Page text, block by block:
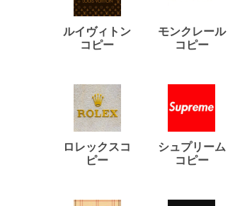
ルイヴィトン
コピー
モンクレール
コピー
ロレックスコ
ピー
シュプリーム
コピー